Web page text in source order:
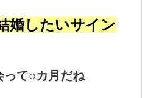
婚したいサイン
て○カ月だね